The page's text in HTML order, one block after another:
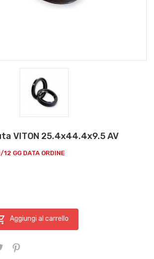
VITON 25.4x44.4x9.5 AV
GG DATA ORDINE
Aggiungi al carrello